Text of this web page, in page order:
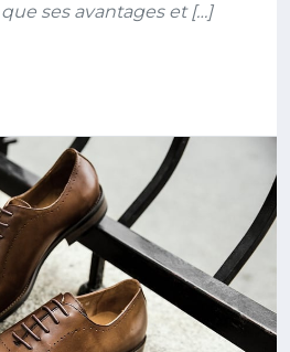
que ses avantages et […]